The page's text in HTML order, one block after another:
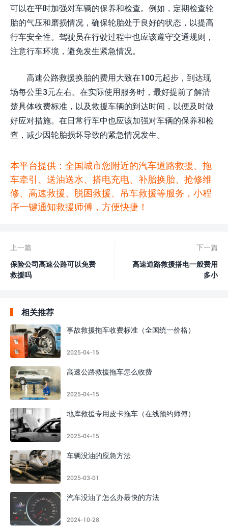
可以在平时加强对车辆的保养和检查。例如，定期检查轮
胎的气压和磨损情况，确保轮胎处于良好的状态，以提高
行车安全性。驾驶员在行驶过程中也应该遵守交通规则，
注意行车环境，避免发生紧急情况。
高速公路救援换胎的费用大致在100元起步，到达现
场每公里3元左右。在实际使用服务时，最好提前了解清
楚具体收费标准，以及救援车辆的到达时间，以便及时做
好应对措施。在日常行车中也应该加强对车辆的保养和检
查，减少因轮胎损坏导致的紧急情况发生。
本平台提供：全国城市您附近的汽车道路救援、拖
车牵引、送油送水、搭电充电、补胎换胎、抢修维
修、高速救援、脱困救援、吊车救援等服务，小程
序一键通知救援师傅，方便快捷！
上一篇
保险公司高速公路可以免费
救援吗
下一篇
高速道路救援搭电一般费用
多小
相关推荐
事故救援拖车收费标准（全国统一价格）
2025-04-15
高速公路救援拖车怎么收费
2025-04-15
地库救援专用皮卡拖车（在线预约师傅）
2025-04-15
车辆没油的应急方法
2025-03-01
汽车没油了怎么办最快的方法
2024-10-28